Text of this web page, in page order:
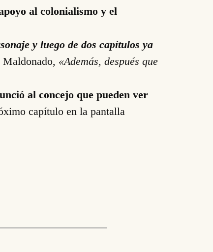
al colonialismo y el
y luego de dos capítulos ya
«Además, después que
al concejo que pueden ver
capítulo en la pantalla